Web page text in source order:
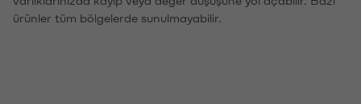
ürünler tüm bölgelerde sunulmayabilir.